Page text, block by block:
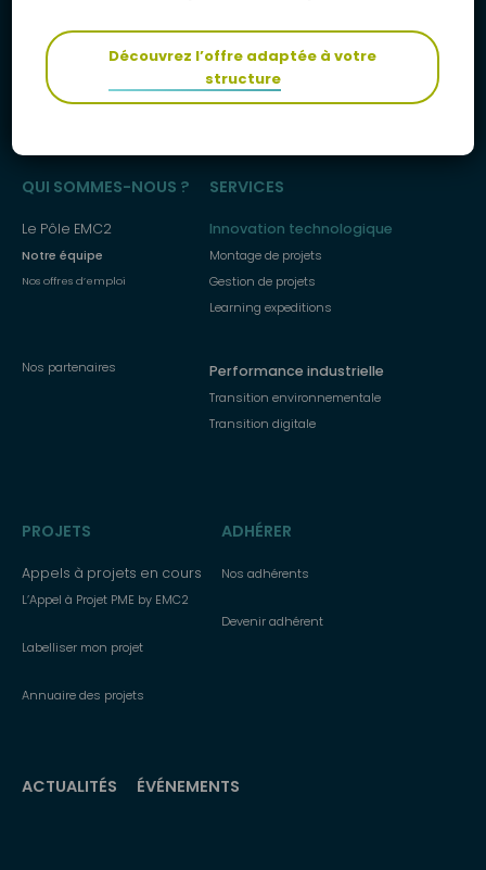
principal
QUI SOMMES-NOUS ?
Le Pôle EMC2
Notre équipe
Nos offres d’emploi
Nos partenaires
SERVICES
Innovation technologique
Montage de projets
Gestion de projets
Learning expeditions
Performance industrielle
Transition environnementale
Transition digitale
PROJETS
Appels à projets en cours
L’Appel à Projet PME by EMC2
Labelliser mon projet
Annuaire des projets
ADHÉRER
Nos adhérents
Devenir adhérent
ACTUALITÉS ÉVÉNEMENTS
Découvrez l’offre adaptée à votre
structure